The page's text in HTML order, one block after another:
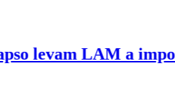
levam LAM a